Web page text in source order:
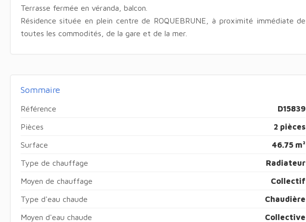
Terrasse fermée en véranda, balcon.
Résidence située en plein centre de ROQUEBRUNE, à proximité immédiate de
toutes les commodités, de la gare et de la mer.
Sommaire
Référence D15839
Pièces 2 pièces
Surface 46.75 m²
Type de chauffage Radiateur
Moyen de chauffage Collectif
Type d'eau chaude Chaudière
Moyen d'eau chaude Collective